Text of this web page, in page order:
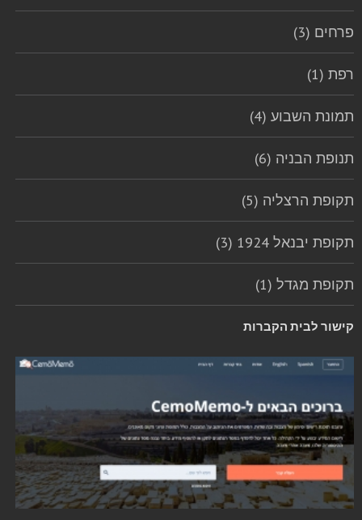
פרחים (3)
רפת (1)
תמונת השבוע (4)
תנופת הבניה (6)
תקופת הרצליה (5)
תקופת יבנאל 1924 (3)
תקופת מגדל (1)
קישור לבית הקברות